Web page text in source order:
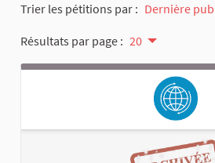
Trier les pétitions par : Dernière
Résultats par page : 20